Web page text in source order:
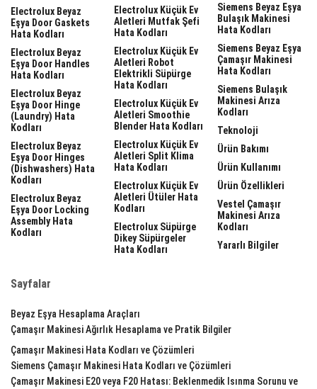
Electrolux Beyaz
Eşya Door Gaskets
Hata Kodları
Electrolux Beyaz
Eşya Door Handles
Hata Kodları
Electrolux Beyaz
Eşya Door Hinge
(laundry) Hata
Kodları
Electrolux Beyaz
Eşya Door Hinges
(dishwashers) Hata
Kodları
Electrolux Beyaz
Eşya Door Locking
Assembly Hata
Kodları
Electrolux Küçük Ev
Aletleri Mutfak Şefi
Hata Kodları
Electrolux Küçük Ev
Aletleri Robot
Elektrikli Süpürge
Hata Kodları
Electrolux Küçük Ev
Aletleri Smoothie
Blender Hata Kodları
Electrolux Küçük Ev
Aletleri Split Klima
Hata Kodları
Electrolux Küçük Ev
Aletleri Ütüler Hata
Kodları
Electrolux Süpürge
Dikey Süpürgeler
Hata Kodları
Siemens Beyaz Eşya
Bulaşık Makinesi
Hata Kodları
Siemens Beyaz Eşya
Çamaşır Makinesi
Hata Kodları
Siemens Bulaşık
Makinesi Arıza
Kodları
Teknoloji
Ürün Bakımı
Ürün Kullanımı
Ürün Özellikleri
Vestel Çamaşır
Makinesi Arıza
Kodları
Yararlı Bilgiler
Sayfalar
Beyaz Eşya Hesaplama Araçları
Çamaşır Makinesi Ağırlık Hesaplama ve Pratik Bilgiler
Çamaşır Makinesi Hata Kodları ve Çözümleri
Siemens Çamaşır Makinesi Hata Kodları ve Çözümleri
Çamaşır Makinesi E20 veya F20 Hatası: Beklenmedik Isınma Sorunu ve